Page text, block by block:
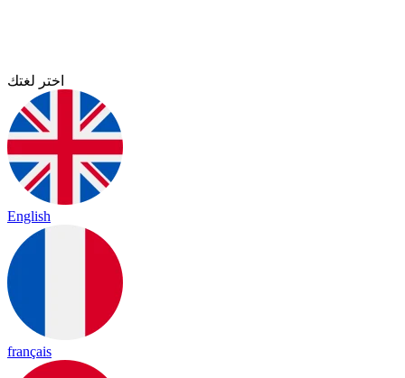
اختر لغتك
English
français